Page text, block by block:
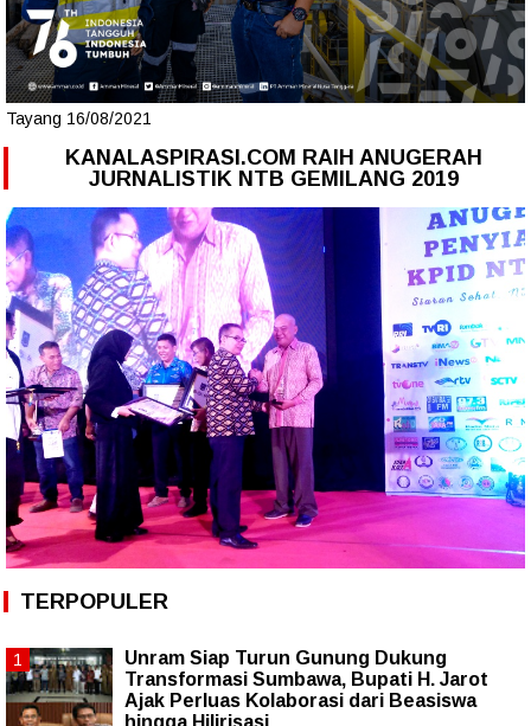
Tayang 16/08/2021
KANALASPIRASI.COM RAIH ANUGERAH
JURNALISTIK NTB GEMILANG 2019
TERPOPULER
Unram Siap Turun Gunung Dukung
Transformasi Sumbawa, Bupati H. Jarot
Ajak Perluas Kolaborasi dari Beasiswa